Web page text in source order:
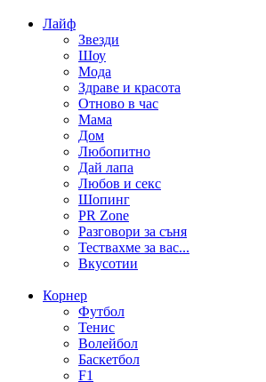
Лайф
Звезди
Шоу
Мода
Здраве и красота
Отново в час
Мама
Дом
Любопитно
Дай лапа
Любов и секс
Шопинг
PR Zone
Разговори за съня
Тествахме за вас...
Вкусотии
Корнер
Футбол
Тенис
Волейбол
Баскетбол
F1